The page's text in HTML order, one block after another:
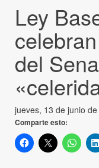
Ley
del
jueves, 13 de junio
Comparte esto: